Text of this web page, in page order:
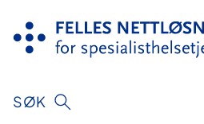
innhold
SØK